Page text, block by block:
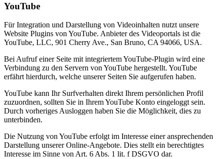
YouTube
Für Integration und Darstellung von Videoinhalten nutzt unsere
Website Plugins von YouTube. Anbieter des Videoportals ist die
YouTube, LLC, 901 Cherry Ave., San Bruno, CA 94066, USA.
Bei Aufruf einer Seite mit integriertem YouTube-Plugin wird eine
Verbindung zu den Servern von YouTube hergestellt. YouTube
erfährt hierdurch, welche unserer Seiten Sie aufgerufen haben.
YouTube kann Ihr Surfverhalten direkt Ihrem persönlichen Profil
zuzuordnen, sollten Sie in Ihrem YouTube Konto eingeloggt sein.
Durch vorheriges Ausloggen haben Sie die Möglichkeit, dies zu
unterbinden.
Die Nutzung von YouTube erfolgt im Interesse einer ansprechenden
Darstellung unserer Online-Angebote. Dies stellt ein berechtigtes
Interesse im Sinne von Art. 6 Abs. 1 lit. f DSGVO dar.